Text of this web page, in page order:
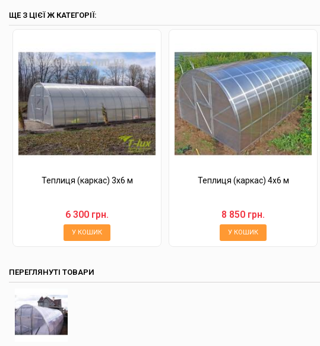
ЩЕ З ЦІЄЇ Ж КАТЕГОРІЇ:
Теплиця (каркас) 3х6 м
6 300 грн.
У КОШИК
Теплиця (каркас) 4х6 м
8 850 грн.
У КОШИК
ПЕРЕГЛЯНУТІ ТОВАРИ